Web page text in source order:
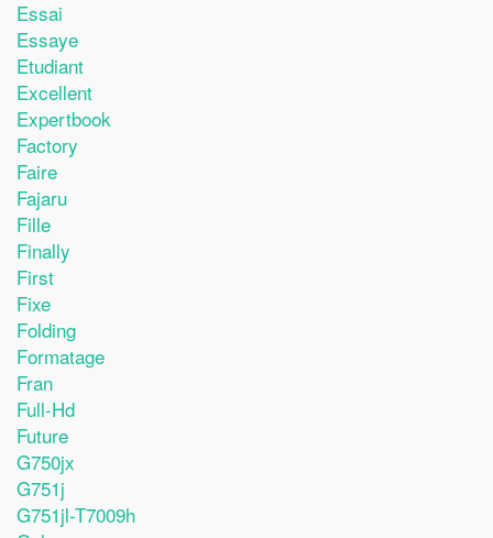
Essai
Essaye
Etudiant
Excellent
Expertbook
Factory
Faire
Fajaru
Fille
Finally
First
Fixe
Folding
Formatage
Fran
Full-Hd
Future
G750jx
G751j
G751jl-T7009h